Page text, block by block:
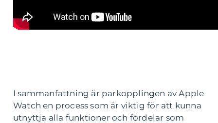
I sammanfattning är parkopplingen av Apple
Watch en process som är viktig för att kunna
utnyttja alla funktioner och fördelar som